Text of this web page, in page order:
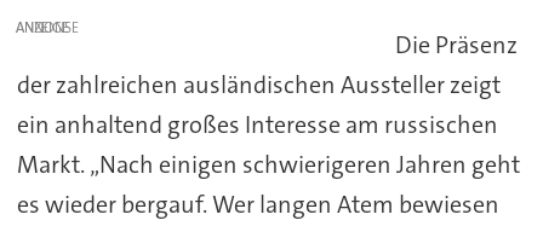
ANZEIGE
Die Präsenz
der zahlreichen ausländischen Aussteller zeigt
ein anhaltend großes Interesse am russischen
Markt. „Nach einigen schwierigeren Jahren geht
es wieder bergauf. Wer langen Atem bewiesen